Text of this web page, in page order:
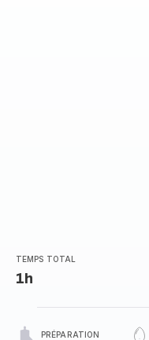
TEMPS TOTAL
1h
PRÉPARATION